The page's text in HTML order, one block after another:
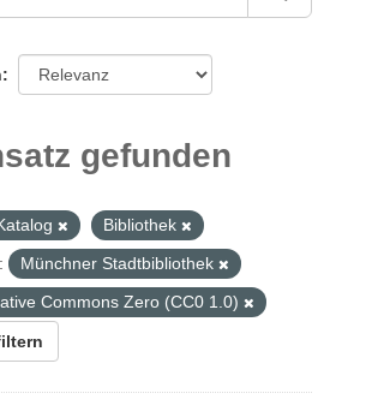
gefunden
Bibliothek
Münchner Stadtbibliothek
Commons Zero (CC0 1.0)